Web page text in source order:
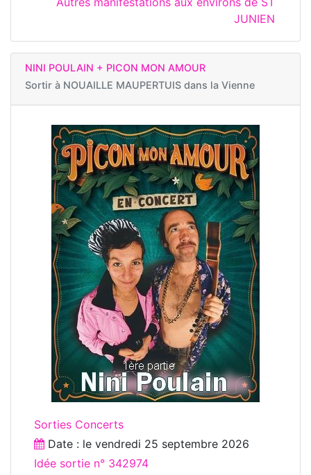
JUNIEN
NINI POULAIN + PICON MON AMOUR
Sortir à NOUAILLE MAUPERTUIS dans la Vienne
Sorties Concerts
Date : le vendredi 25 septembre 2026
Idée sortie n° 342974